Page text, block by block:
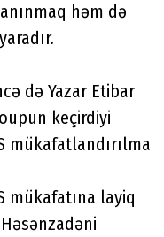
həm də
də Yazar Etibar
keçirdiyi
mükafatlandırılma
mükafatına layiq